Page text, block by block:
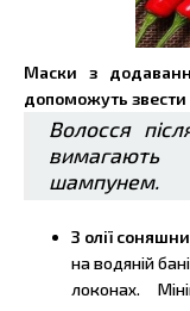
Маски з
допоможуть звести
Волосся
шампунем.
З олії
на водяній
локонах.